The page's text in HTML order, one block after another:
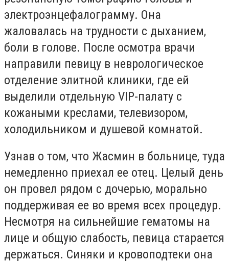
электроэнцефалограмму. Она
жаловалась на трудности с дыханием,
боли в голове. После осмотра врачи
направили певицу в неврологическое
отделение элитной клиники, где ей
выделили отдельную VIP-палату с
кожаными креслами, телевизором,
холодильником и душевой комнатой.
Узнав о том, что Жасмин в больнице, туда
немедленно приехал ее отец. Целый день
он провел рядом с дочерью, морально
поддерживая ее во время всех процедур.
Несмотря на сильнейшие гематомы на
лице и общую слабость, певица старается
держаться. Синяки и кровоподтеки она